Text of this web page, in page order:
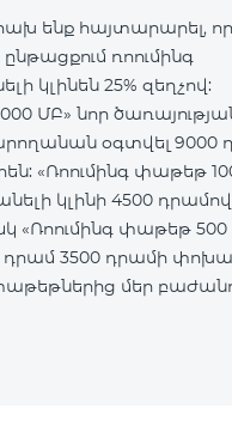
ենք հայտարարել,
ռոումինգ
կլինեն 25% զեղչով:
ՄԲ» նոր
օգտվել 9000
«Ռոումինգ փաթեթ
կլինի 4500
«Ռոումինգ փաթեթ 500
դրամ 3500 դրամի
մեր